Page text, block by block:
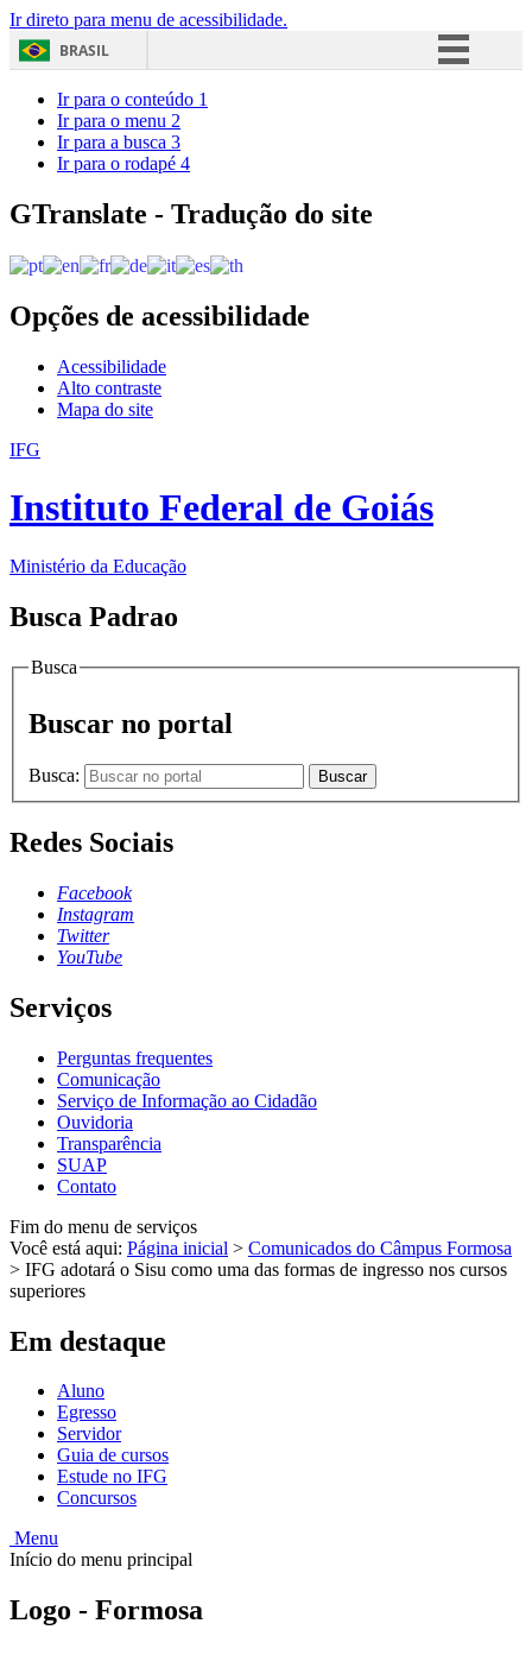
Ir direto para menu de acessibilidade.
BRASIL
Acesso à informação
Ir para o conteúdo 1
Ir para o menu 2
Ir para a busca 3
Ir para o rodapé 4
GTranslate - Tradução do site
Opções de acessibilidade
Acessibilidade
Alto contraste
Mapa do site
IFG
Instituto Federal de Goiás
Ministério da Educação
Busca Padrao
Busca
Buscar no portal
Busca: Buscar
Redes Sociais
Facebook
Instagram
Twitter
YouTube
Serviços
Perguntas frequentes
Comunicação
Serviço de Informação ao Cidadão
Ouvidoria
Transparência
SUAP
Contato
Fim do menu de serviços
Você está aqui: Página inicial > Comunicados do Câmpus Formosa
> IFG adotará o Sisu como uma das formas de ingresso nos cursos
superiores
Em destaque
Aluno
Egresso
Servidor
Guia de cursos
Estude no IFG
Concursos
Menu
Início do menu principal
Logo - Formosa